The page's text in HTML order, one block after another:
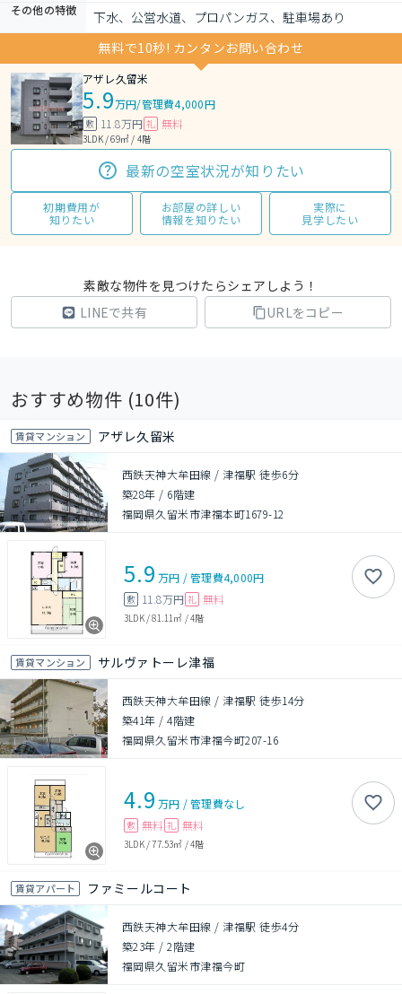
その他の特徴
下水、公営水道、プロパンガス、駐車場あり
無料で10秒! カンタンお問い合わせ
アザレ久留米
5.9万円/管理費4,000円
敷 11.8万円 礼 無料
3LDK / 69㎡ / 4階
最新の空室状況が知りたい
初期費用が
知りたい
お部屋の詳しい
情報を知りたい
実際に
見学したい
素敵な物件を見つけたらシェアしよう！
LINEで共有
URLをコピー
おすすめ物件 (10件)
賃貸マンション アザレ久留米
西鉄天神大牟田線 / 津福駅 徒歩6分
築28年 / 6階建
福岡県久留米市津福本町1679-12
5.9 万円 /管理費4,000円
敷 11.8万円 礼 無料
3LDK/81.11㎡ /4階
賃貸マンション サルヴァトーレ津福
西鉄天神大牟田線 / 津福駅 徒歩14分
築41年 /4階建
福岡県久留米市津福今町207-16
4.9 万円 /管理費なし
敷 無料 礼 無料
3LDK/77.53㎡ /4階
賃貸アパート ファミールコート
西鉄天神大牟田線 / 津福駅 徒歩4分
築23年 /2階建
福岡県久留米市津福今町